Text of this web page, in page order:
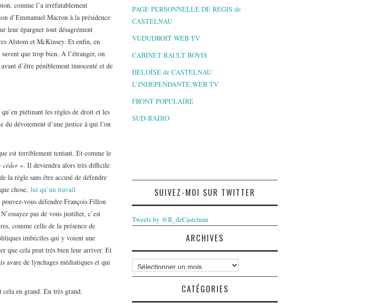
comme l’a irréfutablement
d’Emmanuel Macron à la présidence
leur épargner tout désagrément
Alstom et McKinsey. Et enfin, en
que trop bien. À l’étranger, on
d’être péniblement innocenté et de
piétinant les règles de droit et les
du dévoiement d’une justice à qui l’on
est terriblement tentant. Et comme le
céder ». Il deviendra alors très difficile
la règle sans être accusé de défendre
chose, lui qu’un travail
pouvez-vous défendre François Fillon
pas de vous justifier, c’est
comme celle de la présence de
imbéciles qui y voient une
que cela peut très bien leur arriver. Et
avare de lynchages médiatiques et qui
en grand. En très grand.
PAGE PERSONNELLE DE REGIS de
CASTELNAU
VUDUDROIT WEB TV
CABINET RAULT BOVIS
HELOÏSE de CASTELNAU
L’INDEPENDANTE,WEB TV
FRONT POPULAIRE
SUD-RADIO
SUIVEZ-MOI SUR TWITTER
Tweets by @R_deCastelnau
ARCHIVES
Archives
CATÉGORIES